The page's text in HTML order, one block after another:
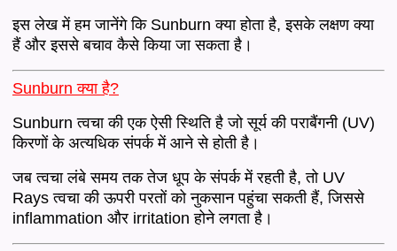
इस लेख में हम जानेंगे कि Sunburn क्या होता है, इसके लक्षण क्या
हैं और इससे बचाव कैसे किया जा सकता है।
Sunburn क्या है?
Sunburn त्वचा की एक ऐसी स्थिति है जो सूर्य की पराबैंगनी (UV)
किरणों के अत्यधिक संपर्क में आने से होती है।
जब त्वचा लंबे समय तक तेज धूप के संपर्क में रहती है, तो UV
Rays त्वचा की ऊपरी परतों को नुकसान पहुंचा सकती हैं, जिससे
inflammation और irritation होने लगता है।